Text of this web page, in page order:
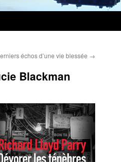
échos d’une vie blessée →
Blackman